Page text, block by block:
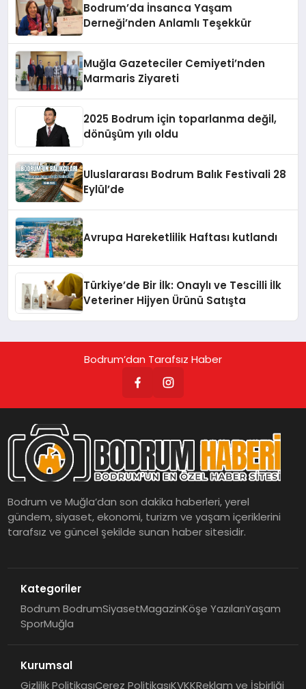
Bodrum’da İnsanca Yaşam
Derneği’nden Anlamlı Teşekkür
Muğla Gazeteciler Cemiyeti’nden
Marmaris Ziyareti
2025 Bodrum için toparlanma değil,
dönüşüm yılı oldu
Uluslararası Bodrum Balık Festivali 28
Eylül’de
Avrupa Hareketlilik Haftası kutlandı
Türkiye’de Bir İlk: Onaylı ve Tescilli İlk
Veteriner Hijyen Ürünü Satışta
Bodrum’dan Tarafsız Haber
Bodrum ve Muğla’dan son dakika haberleri, yerel
gündem, siyaset, ekonomi, turizm ve yaşam içeriklerini
tarafsız ve güncel şekilde sunan haber sitesidir.
Kategoriler
Bodrum BodrumSiyasetMagazinKöşe YazılarıYaşam
SporMuğla
Kurumsal
Gizlilik PolitikasıÇerez PolitikasıKVKKReklam ve İşbirliği